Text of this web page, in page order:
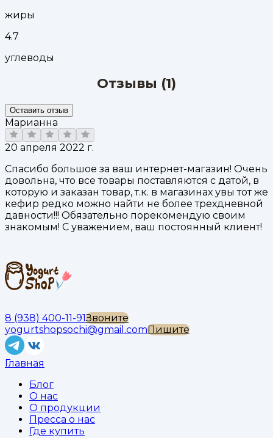
жиры
4.7
углеводы
Отзывы (1)
Оставить отзыв
Марианна
20 апреля 2022 г.
Спасибо большое за ваш интернет-магазин! Очень
довольна, что все товары поставляются с датой, в
которую и заказан товар, т.к. в магазинах увы тот же
кефир редко можно найти не более трехдневной
давности!!! Обязательно порекомендую своим
знакомым! С уважением, ваш постоянный клиент!
8 (938) 400-11-91Звоните
yogurtshopsochi@gmail.comПишите
Главная
Блог
О нас
О продукции
Пресса о нас
Где купить